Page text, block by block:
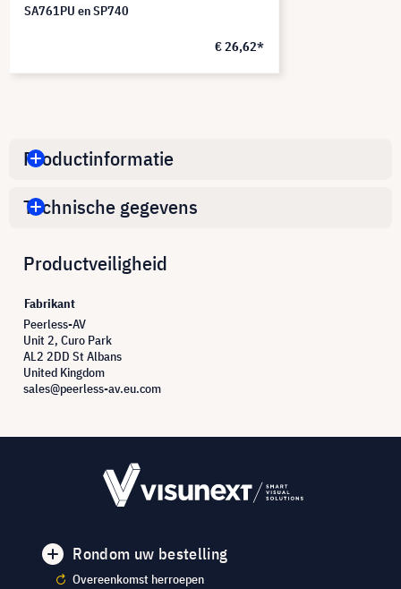
SA761PU en SP740
€ 26,62*
Productinformatie
Technische gegevens
Productveiligheid
Fabrikant
Peerless-AV
Unit 2, Curo Park
AL2 2DD St Albans
United Kingdom
sales@peerless-av.eu.com
Rondom uw bestelling
Overeenkomst herroepen